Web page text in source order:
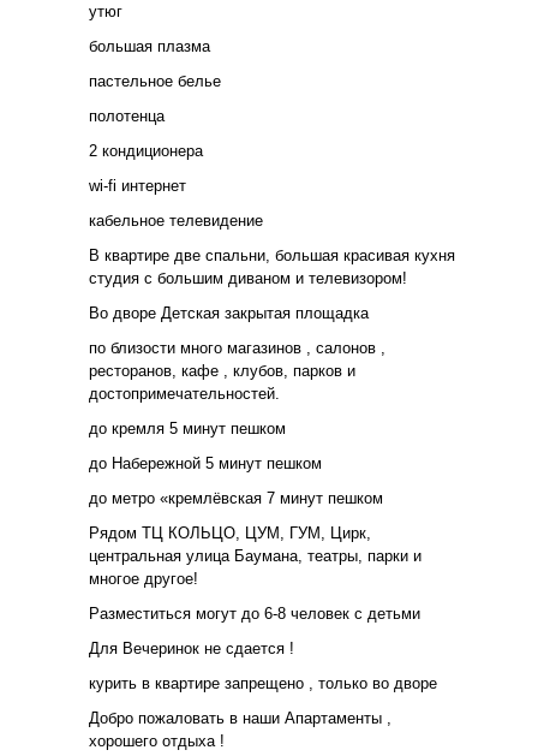
утюг
большая плазма
пастельное белье
полотенца
2 кондиционера
wi-fi интернет
кабельное телевидение
В квартире две спальни, большая красивая кухня
студия с большим диваном и телевизором!
Во дворе Детская закрытая площадка
по близости много магазинов , салонов ,
ресторанов, кафе , клубов, парков и
достопримечательностей.
до кремля 5 минут пешком
до Набережной 5 минут пешком
до метро «кремлёвская 7 минут пешком
Рядом ТЦ КОЛЬЦО, ЦУМ, ГУМ, Цирк,
центральная улица Баумана, театры, парки и
многое другое!
Разместиться могут до 6-8 человек с детьми
Для Вечеринок не сдается !
курить в квартире запрещено , только во дворе
Добро пожаловать в наши Апартаменты ,
хорошего отдыха !